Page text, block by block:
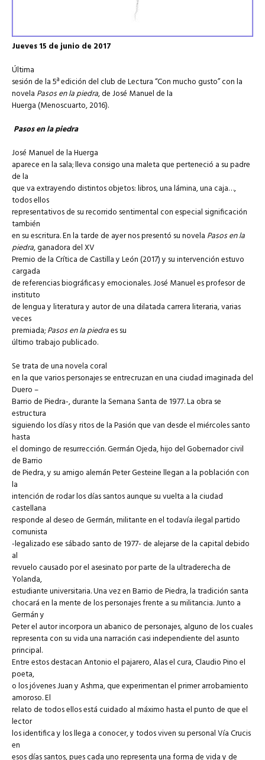
Jueves 15 de junio de 2017
Última
sesión de la 5ª edición del club de Lectura “Con mucho gusto” con la
novela Pasos en la piedra, de José Manuel de la
Huerga (Menoscuarto, 2016).
Pasos en la piedra
José Manuel de la Huerga
aparece en la sala; lleva consigo una maleta que perteneció a su padre
de la
que va extrayendo distintos objetos: libros, una lámina, una caja…,
todos ellos
representativos de su recorrido sentimental con especial significación
también
en su escritura. En la tarde de ayer nos presentó su novela Pasos en la
piedra, ganadora del XV
Premio de la Crítica de Castilla y León (2017) y su intervención estuvo
cargada
de referencias biográficas y emocionales. José Manuel es profesor de
instituto
de lengua y literatura y autor de una dilatada carrera literaria, varias
veces
premiada;Pasos en la piedraes su
último trabajo publicado.
Se trata de una novela coral
en la que varios personajes se entrecruzan en una ciudad imaginada del
Duero –
Barrio de Piedra-, durante la Semana Santa de 1977. La obra se
estructura
siguiendo los días y ritos de la Pasión que van desde el miércoles santo
hasta
el domingo de resurrección. Germán Ojeda, hijo del Gobernador civil
de Barrio
de Piedra, y su amigo alemán Peter Gesteine llegan a la población con
la
intención de rodar los días santos aunque su vuelta a la ciudad
castellana
responde al deseo de Germán, militante en el todavía ilegal partido
comunista
-legalizado ese sábado santo de 1977- de alejarse de la capital debido
al
revuelo causado por el asesinato por parte de la ultraderecha de
Yolanda,
estudiante universitaria. Una vez en Barrio de Piedra, la tradición santa
chocará en la mente de los personajes frente a su militancia. Junto a
Germán y
Peter el autor incorpora un abanico de personajes, alguno de los cuales
representa con su vida una narración casi independiente del asunto
principal.
Entre estos destacan Antonio el pajarero, Alas el cura, Claudio Pino el
poeta,
o los jóvenes Juan y Ashma, que experimentan el primer arrobamiento
amoroso. El
relato de todos ellos está cuidado al máximo hasta el punto de que el
lector
los identifica y los llega a conocer, y todos viven su personal Vía Crucis
en
esos días santos, pues cada uno representa una forma de vida y de